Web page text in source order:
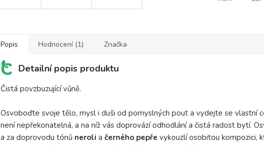
Popis Hodnocení (1) Značka
Detailní popis produktu
Čistá povzbuzující vůně.
Osvoboďte svoje tělo, mysl i duši od pomyslných pout a vydejte se vlastní
není nepřekonatelná, a na níž vás doprovází odhodlání a čistá radost bytí.
a za doprovodu tónů neroli a černého pepře vykouzlí osobitou kompozici,